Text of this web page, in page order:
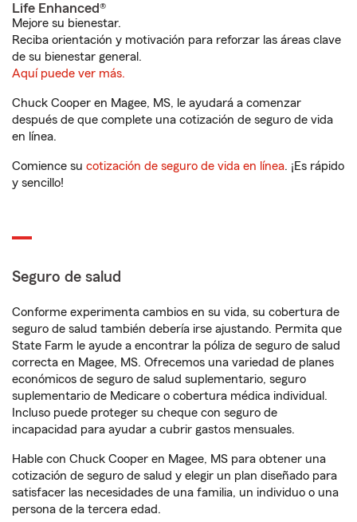
Life Enhanced®
Mejore su bienestar.
Reciba orientación y motivación para reforzar las áreas clave
de su bienestar general.
Aquí puede ver más.
Chuck Cooper en Magee, MS, le ayudará a comenzar
después de que complete una cotización de seguro de vida
en línea.
Comience su cotización de seguro de vida en línea. ¡Es rápido
y sencillo!
Seguro de salud
Conforme experimenta cambios en su vida, su cobertura de
seguro de salud también debería irse ajustando. Permita que
State Farm le ayude a encontrar la póliza de seguro de salud
correcta en Magee, MS. Ofrecemos una variedad de planes
económicos de seguro de salud suplementario, seguro
suplementario de Medicare o cobertura médica individual.
Incluso puede proteger su cheque con seguro de
incapacidad para ayudar a cubrir gastos mensuales.
Hable con Chuck Cooper en Magee, MS para obtener una
cotización de seguro de salud y elegir un plan diseñado para
satisfacer las necesidades de una familia, un individuo o una
persona de la tercera edad.